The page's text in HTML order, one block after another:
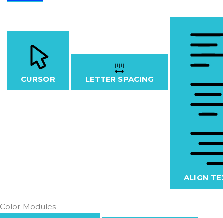
CURSOR LETTER SPACING
ALIGN
Color Modules